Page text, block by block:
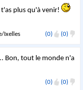
t'as plus qu'à venir!
Ixelles (0) (0)
Bon, tout le monde n'a
(0) (0)